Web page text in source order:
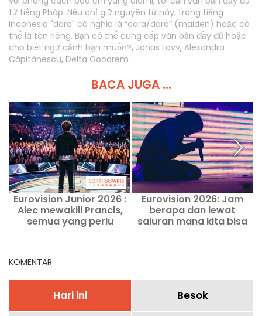
từ tiếng Pháp. Nếu chỉ giữ nguyên từ này, trong tiếng
Indonesia "dara" có nghĩa là “dara/dara” (maiden) hoặc có
thể là tên riêng. Bạn có thể cung cấp văn bản đầy đủ hoặc
cho biết ngữ cảnh bạn muốn?, Jonas Lovv, Alexandra
Căpitănescu, Delta Goodrem
BACA JUGA ...
Eurovision Junior 2026 :
Alec mewakili Prancis,
semua yang perlu
Eurovision 2026: Jam
berapa dan lewat
saluran mana kita bisa
KOMENTAR
Hari ini Besok